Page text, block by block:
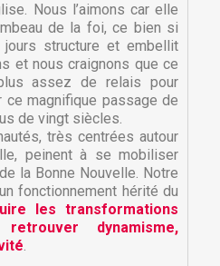
Nous l’aimons car elle
de la foi, ce bien si
structure et embellit
et nous craignons que ce
assez de relais pour
magnifique passage de
de vingt siècles.
très centrées autour
peinent à se mobiliser
la Bonne Nouvelle. Notre
fonctionnement hérité du
les transformations
dynamisme,
.